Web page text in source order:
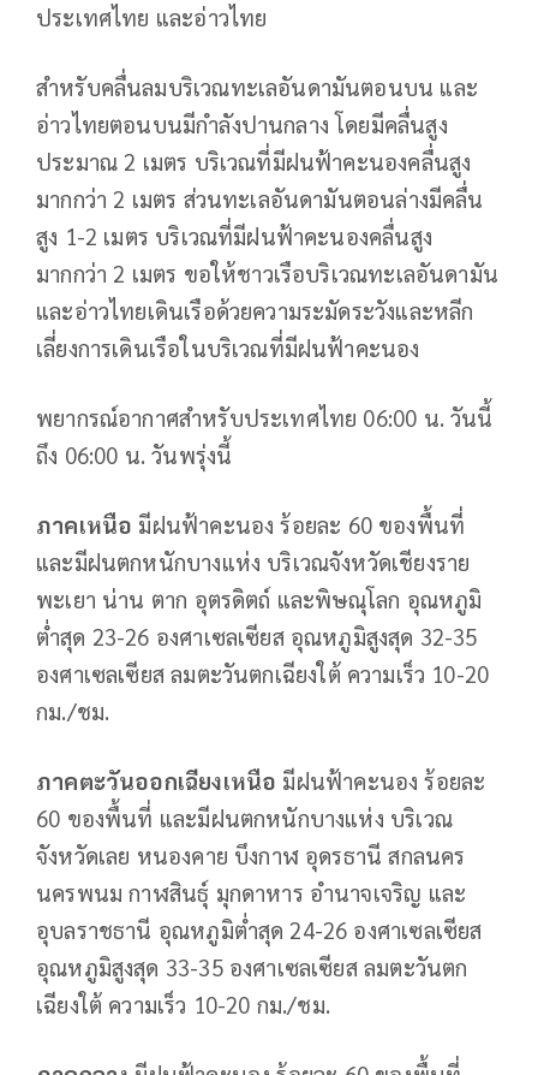
ประเทศไทย และอ่าวไทย
สำหรับคลื่นลมบริเวณทะเลอันดามันตอนบน และ
อ่าวไทยตอนบนมีกำลังปานกลาง โดยมีคลื่นสูง
ประมาณ 2 เมตร บริเวณที่มีฝนฟ้าคะนองคลื่นสูง
มากกว่า 2 เมตร ส่วนทะเลอันดามันตอนล่างมีคลื่น
สูง 1-2 เมตร บริเวณที่มีฝนฟ้าคะนองคลื่นสูง
มากกว่า 2 เมตร ขอให้ชาวเรือบริเวณทะเลอันดามัน
และอ่าวไทยเดินเรือด้วยความระมัดระวังและหลีก
เลี่ยงการเดินเรือในบริเวณที่มีฝนฟ้าคะนอง
พยากรณ์อากาศสำหรับประเทศไทย 06:00 น. วันนี้
ถึง 06:00 น. วันพรุ่งนี้
ภาคเหนือ มีฝนฟ้าคะนอง ร้อยละ 60 ของพื้นที่
และมีฝนตกหนักบางแห่ง บริเวณจังหวัดเชียงราย
พะเยา น่าน ตาก อุตรดิตถ์ และพิษณุโลก อุณหภูมิ
ต่ำสุด 23-26 องศาเซลเซียส อุณหภูมิสูงสุด 32-35
องศาเซลเซียสลมตะวันตกเฉียงใต้ ความเร็ว 10-20
กม./ชม.
ภาคตะวันออกเฉียงเหนือ มีฝนฟ้าคะนอง ร้อยละ
60 ของพื้นที่ และมีฝนตกหนักบางแห่ง บริเวณ
จังหวัดเลย หนองคาย บึงกาฬ อุดรธานี สกลนคร
นครพนม กาฬสินธุ์ มุกดาหาร อำนาจเจริญ และ
อุบลราชธานี อุณหภูมิต่ำสุด 24-26 องศาเซลเซียส
อุณหภูมิสูงสุด 33-35 องศาเซลเซียส ลมตะวันตก
เฉียงใต้ ความเร็ว 10-20 กม./ชม.